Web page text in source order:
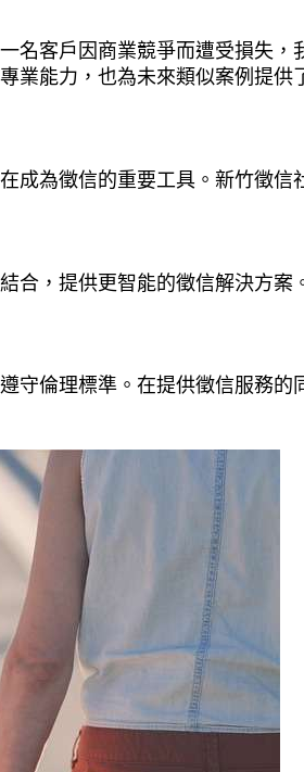
客戶因商業競爭而遭受損失，
業能力，也為未來類似案例提供
成為徵信的重要工具。新竹徵信
合，提供更智能的徵信解決方案
守倫理標準。在提供徵信服務的